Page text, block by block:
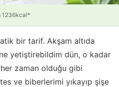
1236kcal*
bir tarif. Akşam altıda
yetiştirebildim dün, o kadar
zaman olduğu gibi
ve biberlerimi yıkayıp şişe